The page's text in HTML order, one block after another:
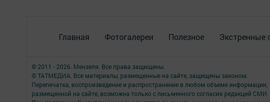
Главная Фотогалереи Полезное Экстренные
© 2011 - 2026. Мензеля. Все права защищены.
© ТАТМЕДИА. Все материалы, размещенные на сайте, защищены законом.
Перепечатка, воспроизведение и распространение в любом объеме информации,
размещенной на сайте, возможна только с письменного согласия редакций СМИ.